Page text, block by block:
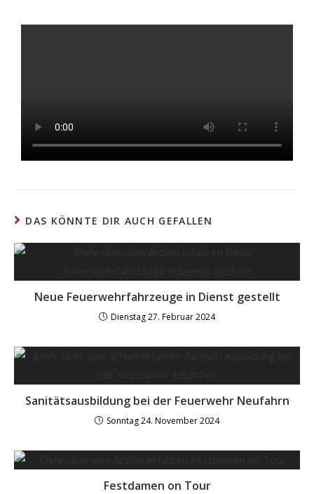
DAS KÖNNTE DIR AUCH GEFALLEN
Neue Feuerwehrfahrzeuge in Dienst gestellt
Dienstag 27. Februar 2024
Sanitätsausbildung bei der Feuerwehr Neufahrn
Sonntag 24. November 2024
Festdamen on Tour